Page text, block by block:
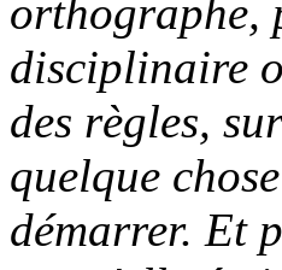
orthographe,
disciplinaire
des règles,
quelque
démarrer. Et